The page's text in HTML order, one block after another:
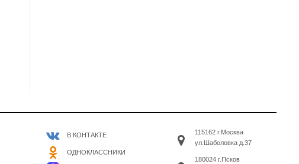
В КОНТАКТЕ
ОДНОКЛАССНИКИ
115162 г.Москва
ул.Шаболовка д.37
180024 г.Псков